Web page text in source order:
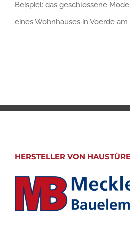
Beispiel: das geschlossene
eines Wohnhauses in Voerde am
HERSTELLER VON